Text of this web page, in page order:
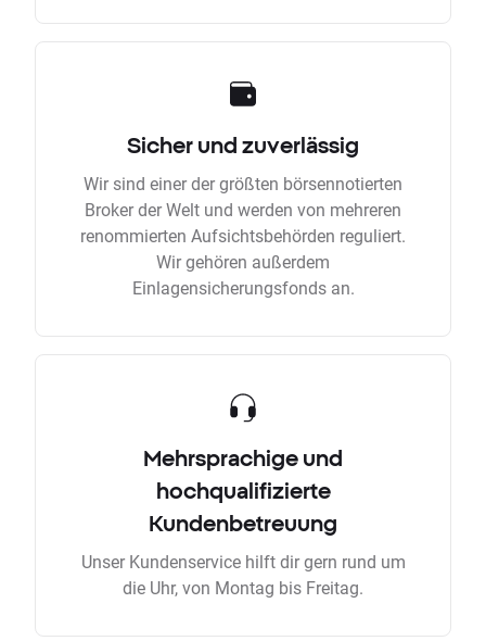
Sicher und zuverlässig
Wir sind einer der größten börsennotierten
Broker der Welt und werden von mehreren
renommierten Aufsichtsbehörden reguliert.
Wir gehören außerdem
Einlagensicherungsfonds an.
Mehrsprachige und
hochqualifizierte
Kundenbetreuung
Unser Kundenservice hilft dir gern rund um
die Uhr, von Montag bis Freitag.